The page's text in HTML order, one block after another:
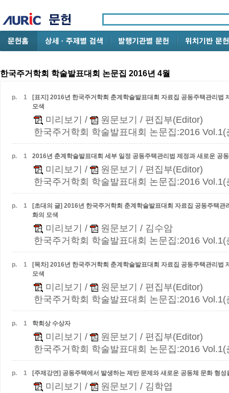
한국주거학회 학술발표대회 논문집 2016년 4월
p. 1 [표지] 2016년 한국주거학회 춘계학술발표대회 자료집 공동주택관리법
모색
미리보기 / 원문보기
/ 편집부(Editor)
한국주거학회 학술발표대회 논문집:2016
p. 1 2016년 춘계학술발표대회 세부 일정 공동주택관리법 제정과 새로운 공
미리보기 / 원문보기
/ 편집부(Editor)
한국주거학회 학술발표대회 논문집:2016
p. 1 [초대의 글] 2016년 한국주거학회 춘계학술발표대회 자료집 공동주택관
화의 모색
미리보기 / 원문보기
/ 김수암
한국주거학회 학술발표대회 논문집:2016
p. 1 [목차] 2016년 한국주거학회 춘계학술발표대회 자료집 공동주택관리법
모색
미리보기 / 원문보기
/ 편집부(Editor)
한국주거학회 학술발표대회 논문집:2016
p. 1 학회상 수상자
미리보기 / 원문보기
/ 편집부(Editor)
한국주거학회 학술발표대회 논문집:2016
p. 1 [주제강연] 공동주택에서 발생하는 제반 문제와 새로운 공동체 문화 형성
미리보기 / 원문보기
/ 김학엽